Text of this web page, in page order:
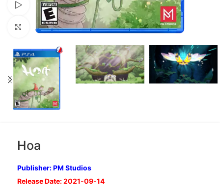
Xem video
Nhấp để phóng to
Hoa
Publisher: PM Studios
Release Date: 2021-09-14